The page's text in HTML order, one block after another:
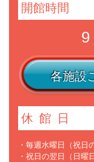
開館時間
9
各施設
休館日
・毎週水曜日（祝日
・祝日の翌日（日曜